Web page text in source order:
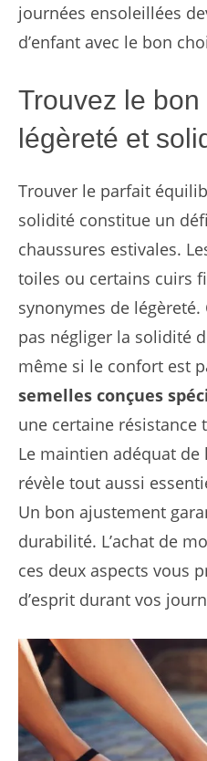
journées ensoleillées
d’enfant avec le bon
Trouvez le
légèreté et
Trouver le parfait
solidité constitue un
chaussures estivales.
toiles ou certains cuirs
synonymes de
pas négliger la solidité
même si le confort est
semelles conçues
une certaine résistance
Le maintien adéquat
révèle tout aussi
Un bon ajustement
durabilité. L’achat de
ces deux aspects vous
d’esprit durant vos